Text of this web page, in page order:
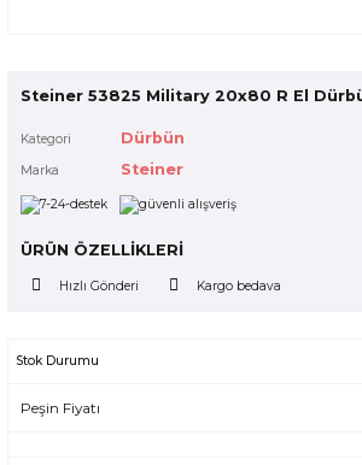
Steiner 53825 Military 20x80 R El
Kategori Dürbün
Marka Steiner
ÜRÜN ÖZELLİKLERİ
Hızlı Gönderi Kargo bedava
Stok Durumu
Peşin Fiyatı